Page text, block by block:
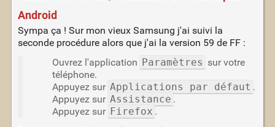
Android
Sympa ça ! Sur mon vieux Samsung j'ai suivi la
seconde procédure alors que j'ai la version 59 de FF :
Ouvrez l'application Paramètres sur votre
téléphone.
Appuyez sur Applications par défaut .
Appuyez sur Assistance .
Appuyez sur Firefox .